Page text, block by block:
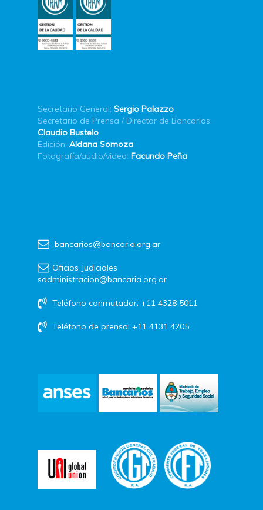
Secretario General: Sergio Palazzo
Secretario de Prensa / Director de Bancarios:
Claudio Bustelo
Edición: Aldana Somoza
Fotografía/audio/video: Facundo Peña
bancarios@bancaria.org.ar
Oficios Judiciales
sadministracion@bancaria.org.ar
Teléfono conmutador: +11 4328 5011
Teléfono de prensa: +11 4131 4205